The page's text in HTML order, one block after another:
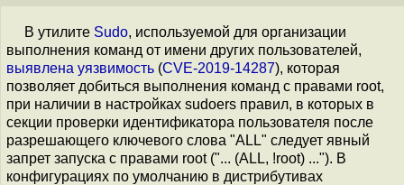
В утилите Sudo, используемой для организации
выполнения команд от имени других пользователей,
выявлена уязвимость (CVE-2019-14287), которая
позволяет добиться выполнения команд с правами root,
при наличии в настройках sudoers правил, в которых в
секции проверки идентификатора пользователя после
разрешающего ключевого слова "ALL" следует явный
запрет запуска с правами root ("... (ALL, !root) ..."). В
конфигурациях по умолчанию в дистрибутивах